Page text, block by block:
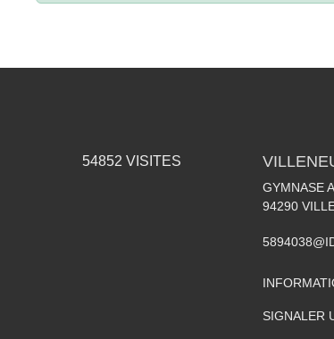
54852 VISITES
GYMNASE
94290
SIGNALER